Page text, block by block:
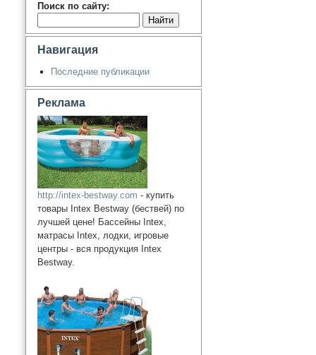
Поиск по сайту:
Навигация
Последние публикации
Реклама
http://intex-bestway.com - купить
товары Intex Bestway (бествей) по
лучшей цене! Бассейны Intex,
матрасы Intex, лодки, игровые
центры - вся продукция Intex
Bestway.